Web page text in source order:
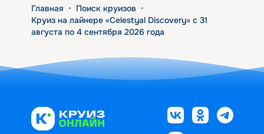
Главная • Поиск круизов •
Круиз на лайнере «Celestyal Discovery» с 31
августа по 4 сентября 2026 года